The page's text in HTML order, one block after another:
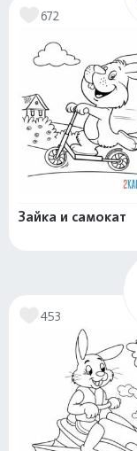
672
Зайка и самокат
453